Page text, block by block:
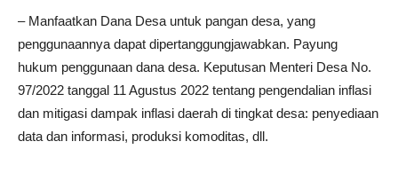
– Manfaatkan Dana Desa untuk pangan desa, yang
penggunaannya dapat dipertanggungjawabkan. Payung
hukum penggunaan dana desa. Keputusan Menteri Desa No.
97/2022 tanggal 11 Agustus 2022 tentang pengendalian inflasi
dan mitigasi dampak inflasi daerah di tingkat desa: penyediaan
data dan informasi, produksi komoditas, dll.